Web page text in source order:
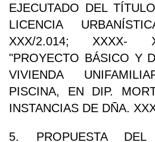
EJECUTADO DEL
LICENCIA
XXX/2.014; XXXX-
"PROYECTO BÁSICO Y
VIVIENDA
PISCINA, EN DIP.
INSTANCIAS DE DÑA.
5. PROPUESTA